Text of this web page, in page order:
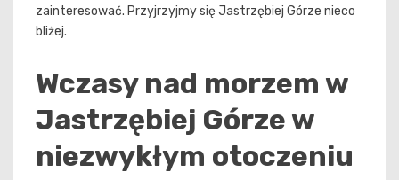
zainteresować. Przyjrzyjmy się Jastrzębiej Górze nieco
bliżej.
Wczasy nad morzem w
Jastrzębiej Górze w
niezwykłym otoczeniu